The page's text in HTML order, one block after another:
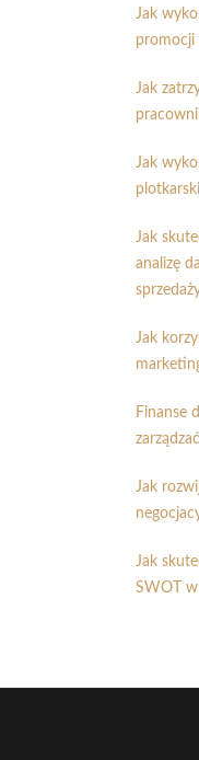
Jak
promocji
Jak
Jak
Jak
analizę
Jak
Finanse
Jak
Jak
SWOT w